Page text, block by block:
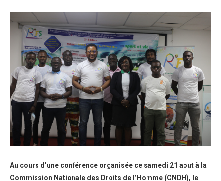
Au cours d’une conférence organisée ce samedi 21 aout à la
Commission Nationale des Droits de l’Homme (CNDH), le